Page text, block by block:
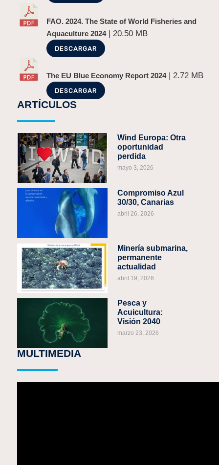
FAO. 2024. The State of World Fisheries and
Aquaculture 2024| 20.50 MB
DESCARGAR
The EU Blue Economy Report 2024| 2.72 MB
DESCARGAR
ARTÍCULOS
Wind Europa: Otra
oportunidad
perdida
mayo 3, 2026
Compromiso Azul
30/30, Canarias
abril 26, 2026
Minería submarina,
permanente
actualidad
abril 19, 2026
Pesca y
Acuicultura:
Visión 2040
marzo 23, 2026
MULTIMEDIA